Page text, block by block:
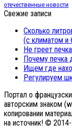
отечественные новости
Свежие записи
Сколько
(с климатом и
Не греет
Почему печка
Ищем где
Регулируем
Портал о
авторским знаком
копировании
на источник! ©